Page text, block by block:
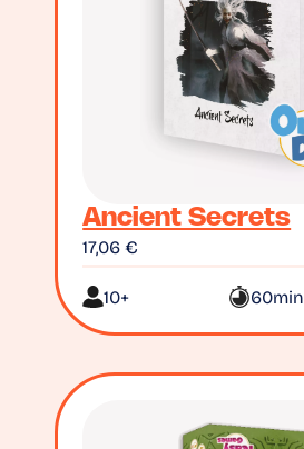
Ancient Secrets
17,06€
10+ 60min